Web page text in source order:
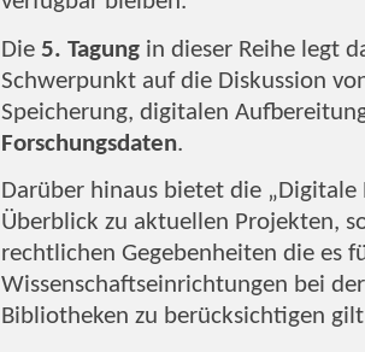
Die 5. Tagungin dieser Reihe legt
Schwerpunkt auf die Diskussion
Speicherung, digitalen
Forschungsdaten.
Darüber hinaus bietet die
Überblick zu aktuellen Projekten,
rechtlichen Gegebenheiten die es
Wissenschaftseinrichtungen bei
Bibliotheken zu berücksichtigen